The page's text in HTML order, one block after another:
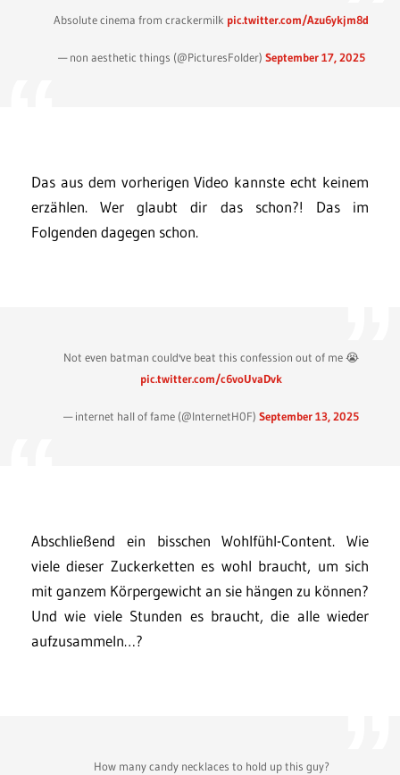
Absolute cinema from crackermilk pic.twitter.com/Azu6ykjm8d
— non aesthetic things (@PicturesFoIder) September 17, 2025
Das aus dem vorherigen Video kannste echt keinem
erzählen. Wer glaubt dir das schon?! Das im
Folgenden dagegen schon.
Not even batman could've beat this confession out of me 😭
pic.twitter.com/c6voUvaDvk
— internet hall of fame (@InternetH0F)September 13, 2025
Abschließend ein bisschen Wohlfühl-Content. Wie
viele dieser Zuckerketten es wohl braucht, um sich
mit ganzem Körpergewicht an sie hängen zu können?
Und wie viele Stunden es braucht, die alle wieder
aufzusammeln…?
How many candy necklaces to hold up this guy?